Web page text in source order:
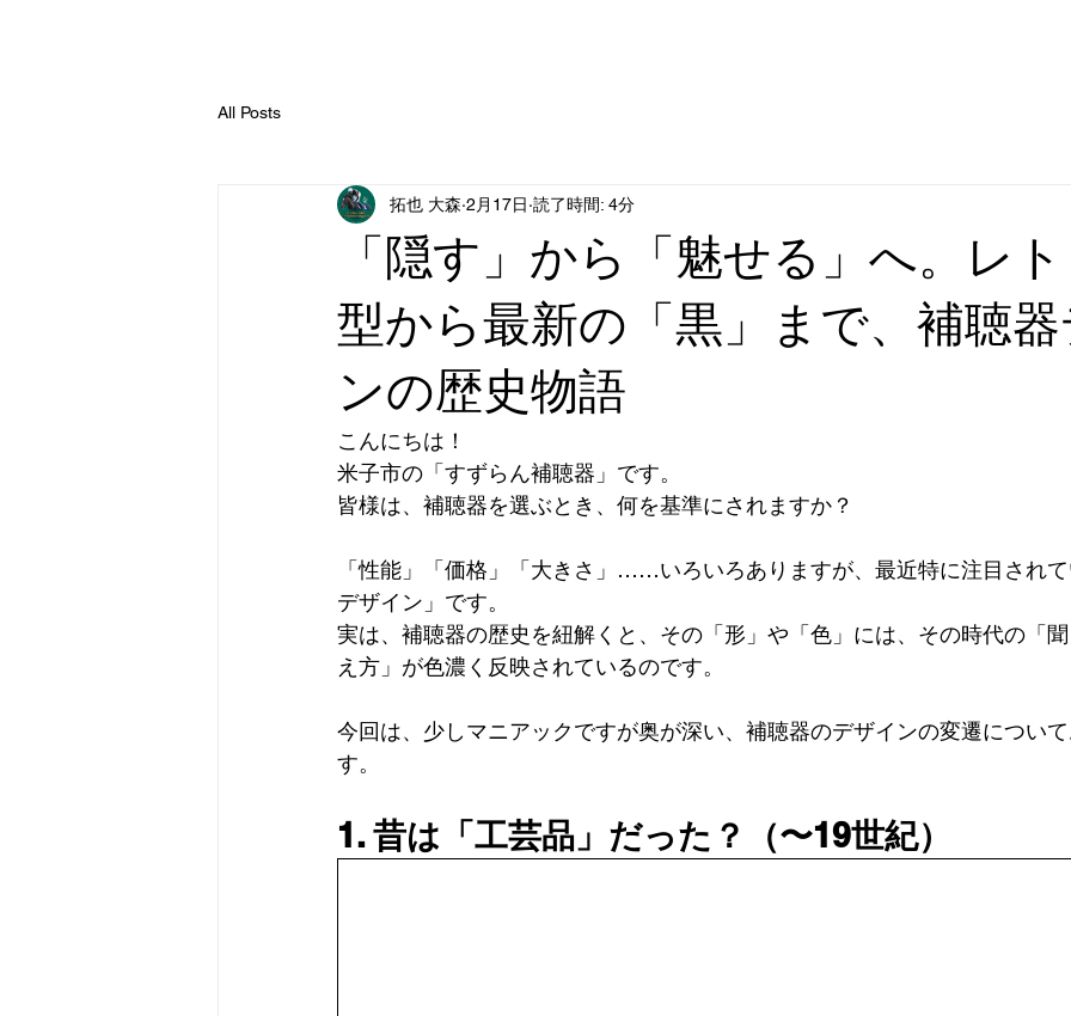
All Posts
「隠す」から「魅せる」へ。レ
型から最新の「黒」まで、補聴
ンの歴史物語
拓也 大森 2月17日 読了時間: 4分
こんにちは！
米子市の「すずらん補聴器」です。
皆様は、補聴器を選ぶとき、何を基準にされますか？
「性能」「価格」「大きさ」……いろいろありますが、最近特に注目され
デザイン」です。
実は、補聴器の歴史を紐解くと、その「形」や「色」には、その時代の「
え方」が色濃く反映されているのです。
今回は、少しマニアックですが奥が深い、補聴器のデザインの変遷につい
す。
1. 昔は「工芸品」だった？（〜19世紀）